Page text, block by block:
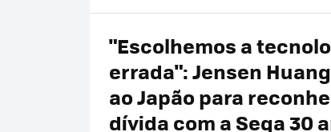
"Escolhemos a
errada": Jensen
ao Japão para
dívida com a Sega 30